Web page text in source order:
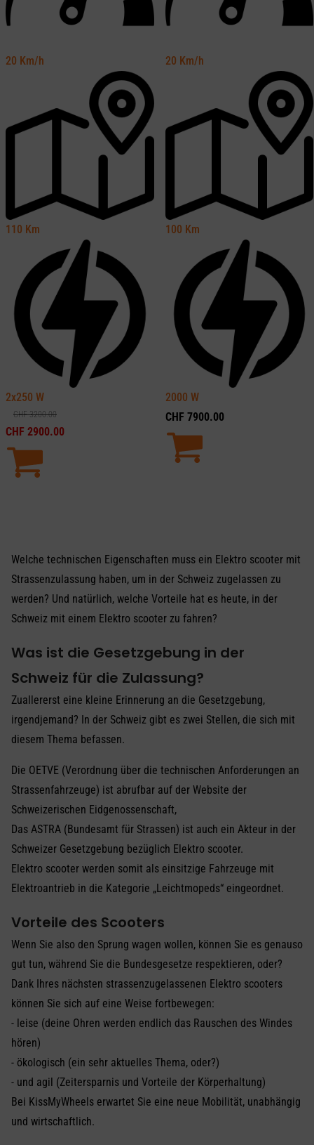
20 Km/h
110 Km
2x250 W
CHF3200.00
CHF 2900.00
20 Km/h
100 Km
2000 W
CHF 7900.00
Welche technischen Eigenschaften muss ein Elektro scooter mit
Strassenzulassung haben, um in der Schweiz zugelassen zu
werden? Und natürlich, welche Vorteile hat es heute, in der
Schweiz mit einem Elektro scooter zu fahren?
Was ist die Gesetzgebung in der
Schweiz für die Zulassung?
Zuallererst eine kleine Erinnerung an die Gesetzgebung,
irgendjemand? In der Schweiz gibt es zwei Stellen, die sich mit
diesem Thema befassen.
Die OETVE (Verordnung über die technischen Anforderungen an
Strassenfahrzeuge) ist abrufbar auf der Website der
Schweizerischen Eidgenossenschaft,
Das ASTRA (Bundesamt für Strassen) ist auch ein Akteur in der
Schweizer Gesetzgebung bezüglich Elektro scooter.
Elektro scooter werden somit als einsitzige Fahrzeuge mit
Elektroantrieb in die Kategorie „Leichtmopeds“ eingeordnet.
Vorteile des Scooters
Wenn Sie also den Sprung wagen wollen, können Sie es genauso
gut tun, während Sie die Bundesgesetze respektieren, oder?
Dank Ihres nächsten strassenzugelassenen Elektro scooters
können Sie sich auf eine Weise fortbewegen:
- leise (deine Ohren werden endlich das Rauschen des Windes
hören)
- ökologisch (ein sehr aktuelles Thema, oder?)
- und agil (Zeitersparnis und Vorteile der Körperhaltung)
Bei KissMyWheels erwartet Sie eine neue Mobilität, unabhängig
und wirtschaftlich.